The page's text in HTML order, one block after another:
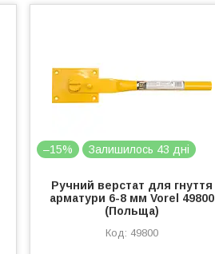
–15% Залишилось 43 дні
Ручний верстат для гнуття
арматури 6-8 мм Vorel 49800
(Польща)
49800